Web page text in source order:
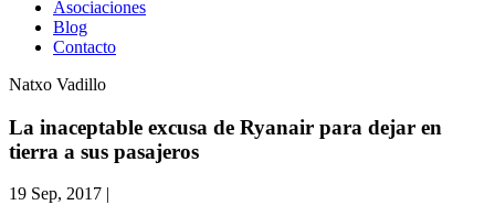
Asociaciones
Blog
Contacto
Natxo Vadillo
La inaceptable excusa de Ryanair para dejar en
tierra a sus pasajeros
19 Sep, 2017 |